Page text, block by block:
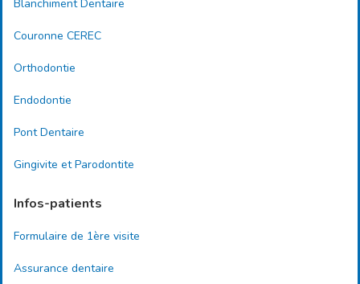
Blanchiment Dentaire
Couronne CEREC
Orthodontie
Endodontie
Pont Dentaire
Gingivite et Parodontite
Infos-patients
Formulaire de 1ère visite
Assurance dentaire